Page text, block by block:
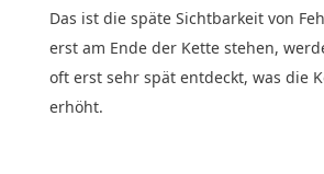
Das ist die späte Sichtbarkeit von
erst am Ende der Kette stehen,
oft erst sehr spät entdeckt, was die
erhöht.